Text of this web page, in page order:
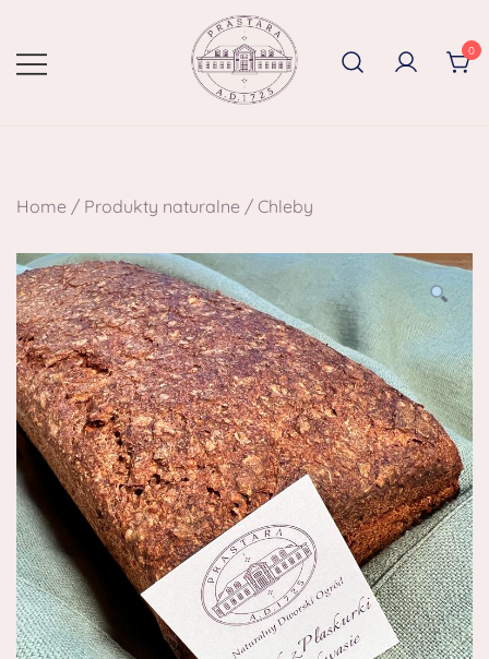
0
Home / Produkty naturalne / Chleby